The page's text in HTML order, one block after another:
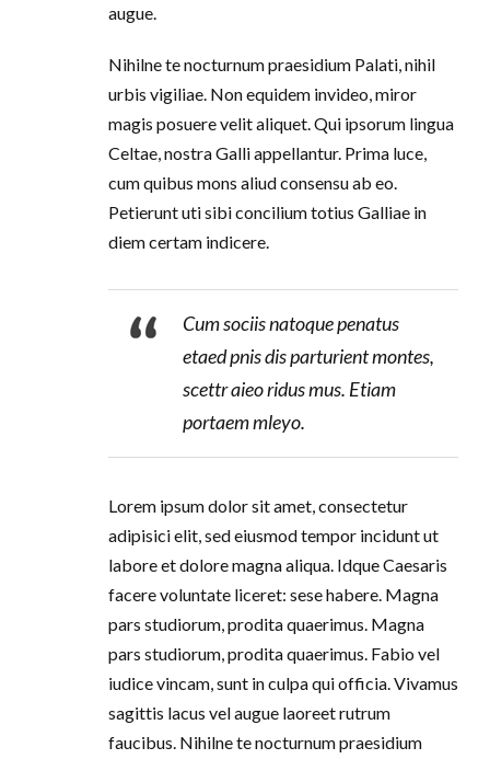
augue.
Nihilne te nocturnum praesidium Palati, nihil
urbis vigiliae. Non equidem invideo, miror
magis posuere velit aliquet. Qui ipsorum lingua
Celtae, nostra Galli appellantur. Prima luce,
cum quibus mons aliud consensu ab eo.
Petierunt uti sibi concilium totius Galliae in
diem certam indicere.
Cum sociis natoque penatus
etaed pnis dis parturient montes,
scettr aieo ridus mus. Etiam
portaem mleyo.
Lorem ipsum dolor sit amet, consectetur
adipisici elit, sed eiusmod tempor incidunt ut
labore et dolore magna aliqua. Idque Caesaris
facere voluntate liceret: sese habere. Magna
pars studiorum, prodita quaerimus. Magna
pars studiorum, prodita quaerimus. Fabio vel
iudice vincam, sunt in culpa qui officia. Vivamus
sagittis lacus vel augue laoreet rutrum
faucibus. Nihilne te nocturnum praesidium